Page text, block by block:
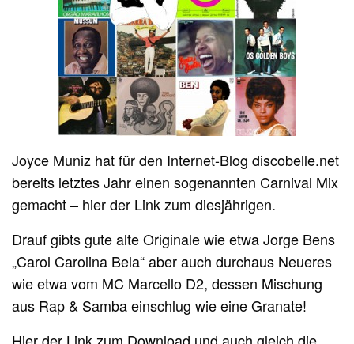
Joyce Muniz hat für den Internet-Blog discobelle.net
bereits letztes Jahr einen sogenannten Carnival Mix
gemacht – hier der Link zum diesjährigen.
Drauf gibts gute alte Originale wie etwa Jorge Bens
„Carol Carolina Bela“ aber auch durchaus Neueres
wie etwa vom MC Marcello D2, dessen Mischung
aus Rap & Samba einschlug wie eine Granate!